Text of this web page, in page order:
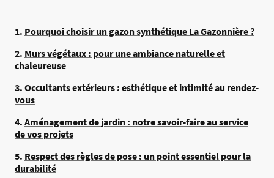
1. Pourquoi choisir un gazon synthétique La Gazonnière ?
2. Murs végétaux : pour une ambiance naturelle et
chaleureuse
3. Occultants extérieurs : esthétique et intimité au rendez-
vous
4. Aménagement de jardin : notre savoir-faire au service
de vos projets
5. Respect des règles de pose : un point essentiel pour la
durabilité